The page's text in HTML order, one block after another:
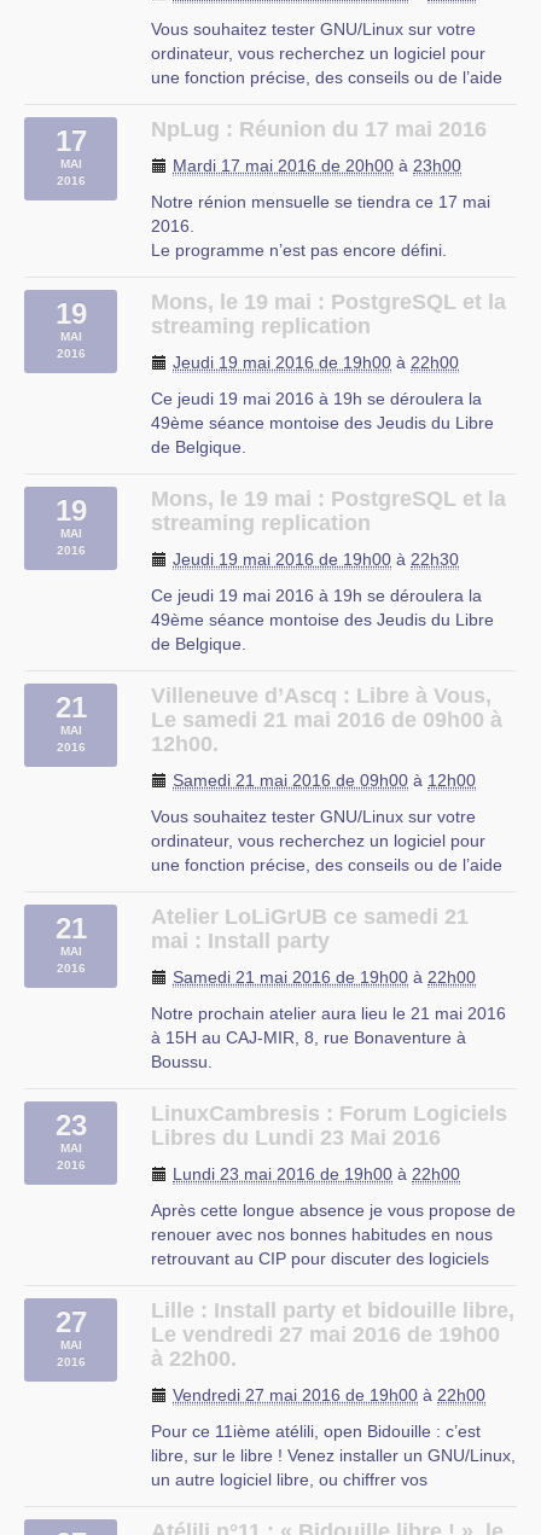
Vous souhaitez tester GNU/Linux sur votre
ordinateur, vous recherchez un logiciel pour
une fonction précise, des conseils ou de l’aide
Libre à Vous est une permanence destinée à
repartirez avec « le plein » de (…)
OMJC
17
MAI
2016
NpLug : Réunion du 17 mai 2016
Mardi 17 mai 2016 de 20h00 à 23h00
Notre rénion mensuelle se tiendra ce 17 mai
2016.
Le programme n’est pas encore défini.
d’une future Install Party. En effet, suite à la
sortie d’Ubuntu 16.04 et la sortie imminente de
jour vers ces (…)
19
MAI
2016
Mons, le 19 mai : PostgreSQL et la
streaming replication
Jeudi 19 mai 2016 de 19h00 à 22h00
Ce jeudi 19 mai 2016 à 19h se déroulera la
49ème séance montoise des Jeudis du Libre
de Belgique.
streaming replication
Thématique : Base de
Public : DBA|sysadmin|entreprises|étudiants
L’animateur conférencier : (…)
Mons
19
MAI
2016
Mons, le 19 mai : PostgreSQL et la
streaming replication
Jeudi 19 mai 2016 de 19h00 à 22h30
Ce jeudi 19 mai 2016 à 19h se déroulera la
49ème séance montoise des Jeudis du Libre
de Belgique.
streaming replication
Thématique : Base de
données|sysadmin|communauté
L’animateur conférencier : (…)
21
MAI
2016
Villeneuve d’Ascq : Libre à Vous,
Le samedi 21 mai 2016 de 09h00 à
12h00.
Samedi 21 mai 2016 de 09h00 à 12h00
Vous souhaitez tester GNU/Linux sur votre
ordinateur, vous recherchez un logiciel pour
une fonction précise, des conseils ou de l’aide
Libre à Vous est une permanence destinée à
vous faciliter l’utilisation de l’informatique. Vous
21
MAI
2016
Atelier LoLiGrUB ce samedi 21
mai : Install party
Samedi 21 mai 2016 de 19h00 à 22h00
Notre prochain atelier aura lieu le 21 mai 2016
à 15H au CAJ-MIR, 8, rue Bonaventure à
Boussu.
vous permettre de découvrir sur votre
ordinateur les différentes distributions
atelier. Mais pas de panique, nous (…)
23
MAI
2016
LinuxCambresis : Forum Logiciels
Libres du Lundi 23 Mai 2016
Lundi 23 mai 2016 de 19h00 à 22h00
Après cette longue absence je vous propose de
renouer avec nos bonnes habitudes en nous
retrouvant au CIP pour discuter des logiciels
Nous pourrons également essayer de résoudre
les problèmes qui ont pu apparaître depuis
notre dernière rencontre.
27
MAI
2016
Lille : Install party et bidouille libre,
Le vendredi 27 mai 2016 de 19h00
à 22h00.
Vendredi 27 mai 2016 de 19h00 à 22h00
Pour ce 11ième atélili, open Bidouille : c’est
libre, sur le libre ! Venez installer un GNU/Linux,
un autre logiciel libre, ou chiffrer vos
autour d’outils libres ou d’idées libristes !